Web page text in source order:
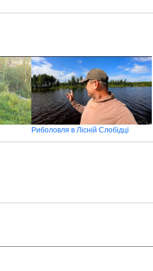
Риболовля в Лісній Слобідці